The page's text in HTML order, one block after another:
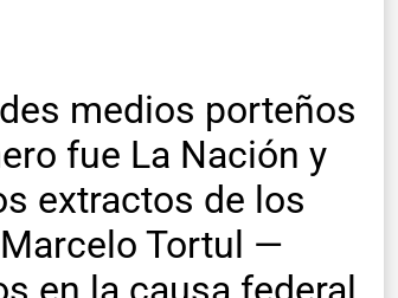
medios porteños
fue La Nación y
extractos de los
Tortul —